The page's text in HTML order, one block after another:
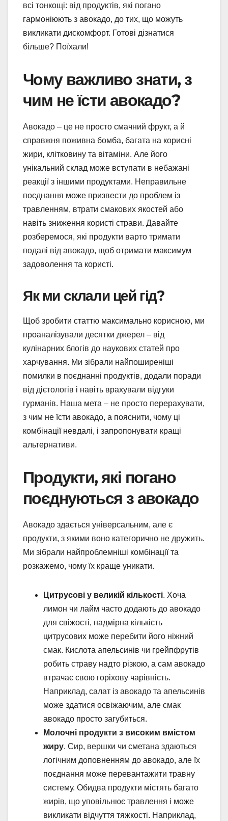
всі тонкощі: від продуктів, які погано
гармоніюють з авокадо, до тих, що можуть
викликати дискомфорт. Готові дізнатися
більше? Поїхали!
Чому важливо знати, з
чим не їсти авокадо?
Авокадо – це не просто смачний фрукт, а й
справжня поживна бомба, багата на корисні
жири, клітковину та вітаміни. Але його
унікальний склад може вступати в небажані
реакції з іншими продуктами. Неправильне
поєднання може призвести до проблем із
травленням, втрати смакових якостей або
навіть зниження користі страви. Давайте
розберемося, які продукти варто тримати
подалі від авокадо, щоб отримати максимум
задоволення та користі.
Як ми склали цей гід?
Щоб зробити статтю максимально корисною, ми
проаналізували десятки джерел – від
кулінарних блогів до наукових статей про
харчування. Ми зібрали найпоширеніші
помилки в поєднанні продуктів, додали поради
від дієтологів і навіть врахували відгуки
гурманів. Наша мета – не просто перерахувати,
з чим не їсти авокадо, а пояснити, чому ці
комбінації невдалі, і запропонувати кращі
альтернативи.
Продукти, які погано
поєднуються з авокадо
Авокадо здається універсальним, але є
продукти, з якими воно категорично не дружить.
Ми зібрали найпроблемніші комбінації та
розкажемо, чому їх краще уникати.
Цитрусові у великій кількості. Хоча
лимон чи лайм часто додають до авокадо
для свіжості, надмірна кількість
цитрусових може перебити його ніжний
смак. Кислота апельсинів чи грейпфрутів
робить страву надто різкою, а сам авокадо
втрачає свою горіхову чарівність.
Наприклад, салат із авокадо та апельсинів
може здатися освіжаючим, але смак
авокадо просто загубиться.
Молочні продукти з високим вмістом
жиру. Сир, вершки чи сметана здаються
логічним доповненням до авокадо, але їх
поєднання може перевантажити травну
систему. Обидва продукти містять багато
жирів, що уповільнює травлення і може
викликати відчуття тяжкості. Наприклад,